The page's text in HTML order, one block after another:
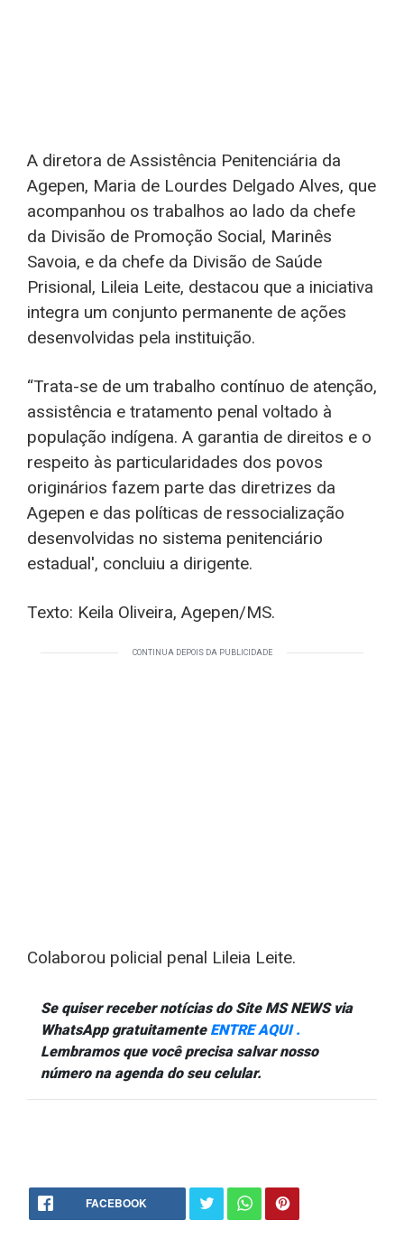
A diretora de Assistência Penitenciária da
Agepen, Maria de Lourdes Delgado Alves, que
acompanhou os trabalhos ao lado da chefe
da Divisão de Promoção Social, Marinês
Savoia, e da chefe da Divisão de Saúde
Prisional, Lileia Leite, destacou que a iniciativa
integra um conjunto permanente de ações
desenvolvidas pela instituição.
“Trata-se de um trabalho contínuo de atenção,
assistência e tratamento penal voltado à
população indígena. A garantia de direitos e o
respeito às particularidades dos povos
originários fazem parte das diretrizes da
Agepen e das políticas de ressocialização
desenvolvidas no sistema penitenciário
estadual', concluiu a dirigente.
Texto: Keila Oliveira, Agepen/MS.
CONTINUA DEPOIS DA PUBLICIDADE
Colaborou policial penal Lileia Leite.
Se quiser receber notícias do Site MS NEWS via
WhatsApp gratuitamente ENTRE AQUI .
Lembramos que você precisa salvar nosso
número na agenda do seu celular.
FACEBOOK